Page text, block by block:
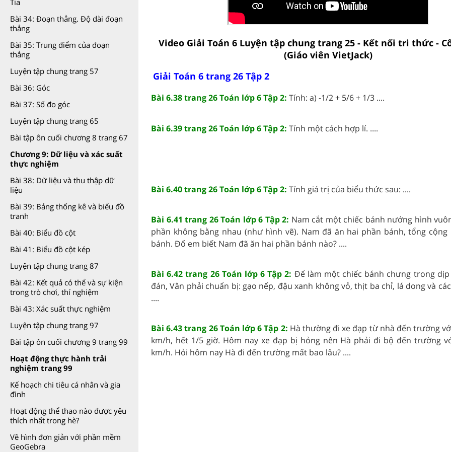
Tia
Bài 34: Đoạn thẳng. Độ dài đoạn
thẳng
Bài 35: Trung điểm của đoạn
thẳng
Luyện tập chung trang 57
Bài 36: Góc
Bài 37: Số đo góc
Luyện tập chung trang 65
Bài tập ôn cuối chương 8 trang 67
Chương 9: Dữ liệu và xác suất
thực nghiệm
Bài 38: Dữ liệu và thu thập dữ
liệu
Bài 39: Bảng thống kê và biểu đồ
tranh
Bài 40: Biểu đồ cột
Bài 41: Biểu đồ cột kép
Luyện tập chung trang 87
Bài 42: Kết quả có thể và sự kiện
trong trò chơi, thí nghiệm
Bài 43: Xác suất thực nghiệm
Luyện tập chung trang 97
Bài tập ôn cuối chương 9 trang 99
Hoạt động thực hành trải
nghiệm trang 99
Kế hoạch chi tiêu cá nhân và gia
đình
Hoạt động thể thao nào được yêu
thích nhất trong hè?
Vẽ hình đơn giản với phần mềm
GeoGebra
Video Giải Toán 6 Luyện tập chung trang 25 - Kết nối tri thức -
(Giáo viên VietJack)
Giải Toán 6 trang 26 Tập 2
Bài 6.38 trang 26 Toán lớp 6 Tập 2: Tính: a) -1/2 + 5/6 + 1/3 ....
Bài 6.39 trang 26 Toán lớp 6 Tập 2: Tính một cách hợp lí. ....
Bài 6.40 trang 26 Toán lớp 6 Tập 2: Tính giá trị của biểu thức sau: ....
Bài 6.41 trang 26 Toán lớp 6 Tập 2: Nam cắt một chiếc bánh nướng hình
phần không bằng nhau (như hình vẽ). Nam đã ăn hai phần bánh, tổng cộng
bánh. Đố em biết Nam đã ăn hai phần bánh nào? ....
Bài 6.42 trang 26 Toán lớp 6 Tập 2: Để làm một chiếc bánh chưng trong
đán, Vân phải chuẩn bị: gạo nếp, đậu xanh không vỏ, thịt ba chỉ, lá dong và
....
Bài 6.43 trang 26 Toán lớp 6 Tập 2: Hà thường đi xe đạp từ nhà đến trường
km/h, hết 1/5 giờ. Hôm nay xe đạp bị hỏng nên Hà phải đi bộ đến trường
km/h. Hỏi hôm nay Hà đi đến trường mất bao lâu? ....